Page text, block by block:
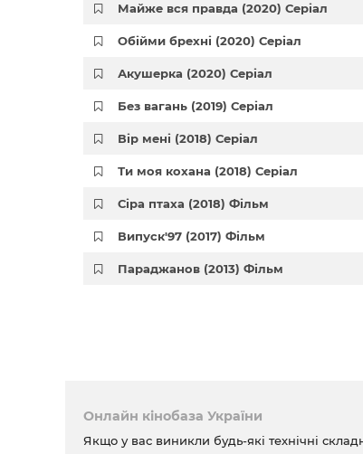
Майже вся правда (2020) Серіал
Обійми брехні (2020) Серіал
Акушерка (2020) Серіал
Без вагань (2019) Серіал
Вір мені (2018) Серіал
Ти моя кохана (2018) Серіал
Сіра птаха (2018) Фільм
Випуск'97 (2017) Фільм
Параджанов (2013) Фільм
Онлайн кінобаза України
Якщо у вас виникли будь-які технічні